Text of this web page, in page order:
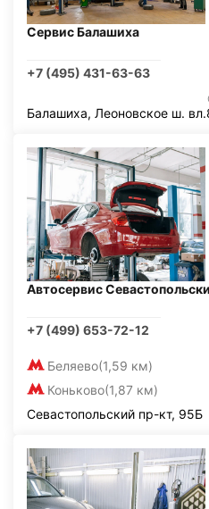
Сервис Балашиха
+7 (495) 431-63-63
Балашиха, Леоновское ш.
Автосервис
+7 (499) 653-72-12
Беляево(1,59 км)
Коньково(1,87 км)
Севастопольский пр-кт, 95Б